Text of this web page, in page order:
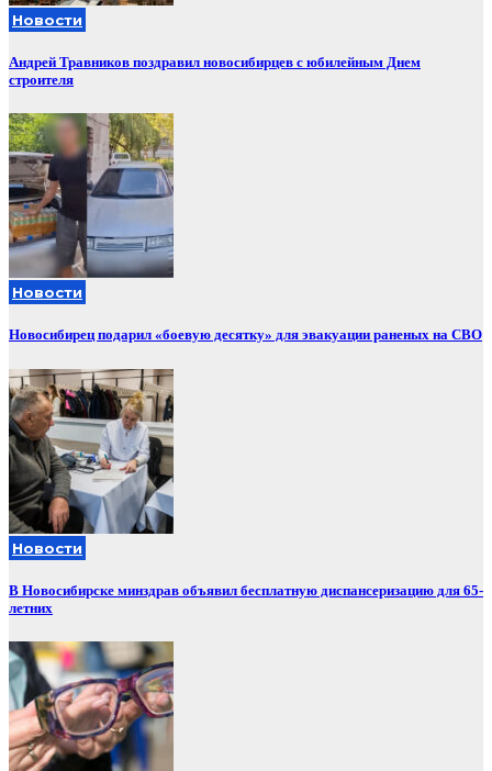
Новости
Андрей Травников поздравил новосибирцев с юбилейным Днем
строителя
Новости
Новосибирец подарил «боевую десятку» для эвакуации раненых на СВО
Новости
В Новосибирске минздрав объявил бесплатную диспансеризацию для 65-
летних